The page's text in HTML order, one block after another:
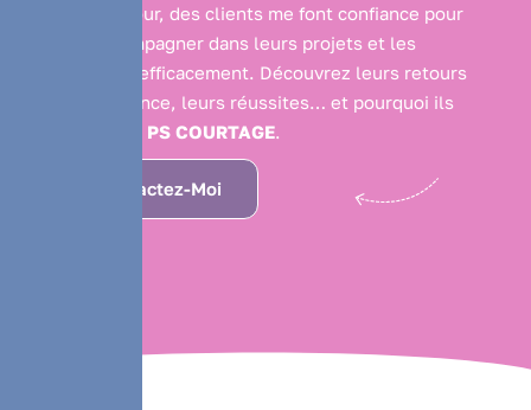
Chaque jour, des clients me font confiance pour
les accompagner dans leurs projets et les
protéger efficacement. Découvrez leurs retours
d’expérience, leurs réussites… et pourquoi ils
PS COURTAGE.
Contactez-Moi